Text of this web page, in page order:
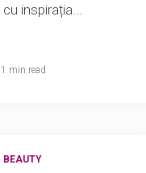
inspirația...
1 min read
BEAUTY